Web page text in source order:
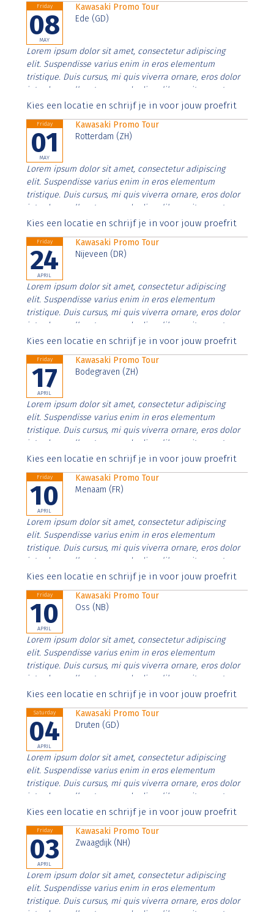
Friday
08
MAY
Kawasaki Promo Tour
Ede (GD)
Lorem ipsum dolor sit amet, consectetur adipiscing
elit. Suspendisse varius enim in eros elementum
tristique. Duis cursus, mi quis viverra ornare, eros dolor
interdum nulla, ut commodo diam libero vitae erat.
Aenean faucibus nibh et justo cursus id rutrum lorem
Kies een locatie en schrijf je in voor jouw proefrit
Friday
01
MAY
Kawasaki Promo Tour
Rotterdam (ZH)
Lorem ipsum dolor sit amet, consectetur adipiscing
elit. Suspendisse varius enim in eros elementum
tristique. Duis cursus, mi quis viverra ornare, eros dolor
interdum nulla, ut commodo diam libero vitae erat.
Aenean faucibus nibh et justo cursus id rutrum lorem
Kies een locatie en schrijf je in voor jouw proefrit
Friday
24
APRIL
Kawasaki Promo Tour
Nijeveen (DR)
Lorem ipsum dolor sit amet, consectetur adipiscing
elit. Suspendisse varius enim in eros elementum
tristique. Duis cursus, mi quis viverra ornare, eros dolor
interdum nulla, ut commodo diam libero vitae erat.
Aenean faucibus nibh et justo cursus id rutrum lorem
Kies een locatie en schrijf je in voor jouw proefrit
Friday
17
APRIL
Kawasaki Promo Tour
Bodegraven (ZH)
Lorem ipsum dolor sit amet, consectetur adipiscing
elit. Suspendisse varius enim in eros elementum
tristique. Duis cursus, mi quis viverra ornare, eros dolor
interdum nulla, ut commodo diam libero vitae erat.
Aenean faucibus nibh et justo cursus id rutrum lorem
Kies een locatie en schrijf je in voor jouw proefrit
Friday
10
APRIL
Kawasaki Promo Tour
Menaam (FR)
Lorem ipsum dolor sit amet, consectetur adipiscing
elit. Suspendisse varius enim in eros elementum
tristique. Duis cursus, mi quis viverra ornare, eros dolor
interdum nulla, ut commodo diam libero vitae erat.
Aenean faucibus nibh et justo cursus id rutrum lorem
Kies een locatie en schrijf je in voor jouw proefrit
Friday
10
APRIL
Kawasaki Promo Tour
Oss (NB)
Lorem ipsum dolor sit amet, consectetur adipiscing
elit. Suspendisse varius enim in eros elementum
tristique. Duis cursus, mi quis viverra ornare, eros dolor
interdum nulla, ut commodo diam libero vitae erat.
Aenean faucibus nibh et justo cursus id rutrum lorem
Kies een locatie en schrijf je in voor jouw proefrit
Saturday
04
APRIL
Kawasaki Promo Tour
Druten (GD)
Lorem ipsum dolor sit amet, consectetur adipiscing
elit. Suspendisse varius enim in eros elementum
tristique. Duis cursus, mi quis viverra ornare, eros dolor
interdum nulla, ut commodo diam libero vitae erat.
Aenean faucibus nibh et justo cursus id rutrum lorem
Kies een locatie en schrijf je in voor jouw proefrit
Friday
03
APRIL
Kawasaki Promo Tour
Zwaagdijk (NH)
Lorem ipsum dolor sit amet, consectetur adipiscing
elit. Suspendisse varius enim in eros elementum
tristique. Duis cursus, mi quis viverra ornare, eros dolor
interdum nulla, ut commodo diam libero vitae erat.